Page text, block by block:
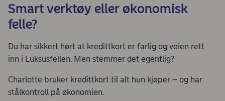
Smart verktøy eller økonomisk
felle?
Du har sikkert hørt at kredittkort er farlig og veien rett
inn i Luksusfellen. Men stemmer det egentlig?
Charlotte bruker kredittkort til alt hun kjøper – og har
stålkontroll på økonomien.